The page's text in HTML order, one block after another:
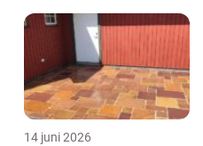
14 juni 2026